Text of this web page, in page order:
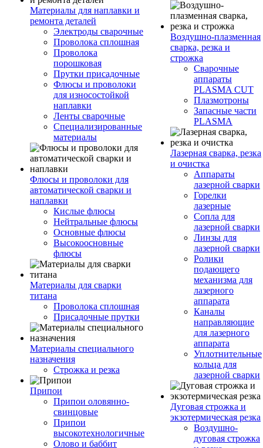
Материалы для наплавки и
ремонта деталей
Электроды сварочные
Проволока сплошная
Проволока
порошковая
Прутки присадочные
Флюсы и проволоки
для износостойкой
наплавки
Ленты сварочные
Специализированные
материалы
Флюсы и проволоки для
автоматической сварки и
наплавки
Кислые флюсы
Нейтральные флюсы
Основные флюсы
Высокоосновные
флюсы
Материалы для сварки
титана
Проволока сплошная
Присадочные прутки
Материалы специального
назначения
Строжка и резка
Припои
Припои оловянно-
свинцовые
Припои
высокотехнологичные
Олово и баббит
Воздушно-плазменная
сварка, резка и
строжка
Сварочные
аппараты
PLASMA CUT
Плазмотроны
Запасные части
PLASMA
Лазерная сварка, резка
и очистка
Аппараты
лазерной сварки
Горелки
лазерные
Сопла для
лазерной сварки
Линзы для
лазерной сварки
Ролики
подающего
механизма для
лазерного
аппарата
Каналы
направляющие
для лазерного
аппарата
Уплотнительные
кольца для
лазерной сварки
Дуговая строжка и
экзотермическая резка
Воздушно-
дуговая строжка